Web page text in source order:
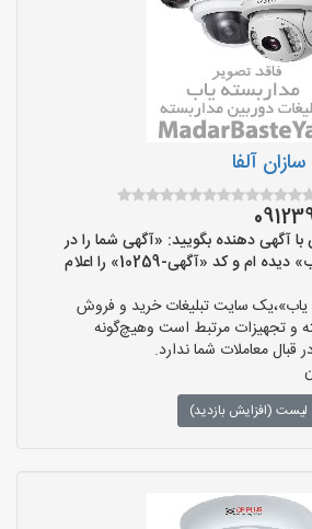
آلفا
آگهی دهنده بگویید: «آگهی شما را در
سایت «مداربسته یاب» دیده ام و کد «آگهی-10259» را اعلام
سایت تبلیغات خرید و فروش
و تجهیزات مرتبط است وهیچ‌گونه
معاملات شما ندارد.
لیست (افزایش بازدید)